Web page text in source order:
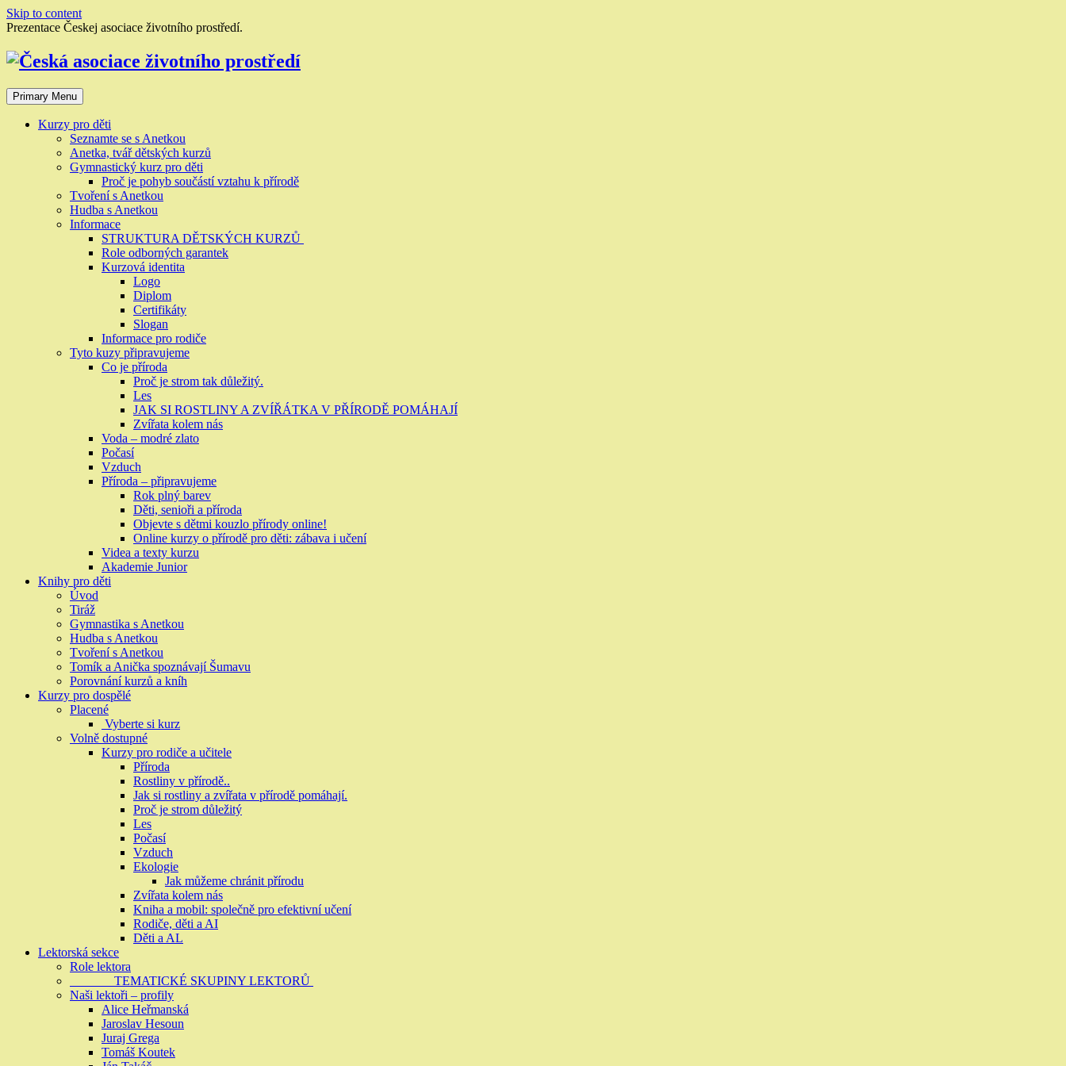
Skip to content
Prezentace Českej asociace životního prostředí.
Primary Menu
Kurzy pro děti
Seznamte se s Anetkou
Anetka, tvář dětských kurzů
Gymnastický kurz pro děti
Proč je pohyb součástí vztahu k přírodě
Tvoření s Anetkou
Hudba s Anetkou
Informace
STRUKTURA DĚTSKÝCH KURZŮ
Role odborných garantek
Kurzová identita
Logo
Diplom
Certifikáty
Slogan
Informace pro rodiče
Tyto kuzy připravujeme
Co je příroda
Proč je strom tak důležitý.
Les
JAK SI ROSTLINY A ZVÍŘÁTKA V PŘÍRODĚ POMÁHAJÍ
Zvířata kolem nás
Voda – modré zlato
Počasí
Vzduch
Příroda – připravujeme
Rok plný barev
Děti, senioři a příroda
Objevte s dětmi kouzlo přírody online!
Online kurzy o přírodě pro děti: zábava i učení
Videa a texty kurzu
Akademie Junior
Knihy pro děti
Úvod
Tiráž
Gymnastika s Anetkou
Hudba s Anetkou
Tvoření s Anetkou
Tomík a Anička spoznávají Šumavu
Porovnání kurzů a kníh
Kurzy pro dospělé
Placené
Vyberte si kurz
Volně dostupné
Kurzy pro rodiče a učitele
Příroda
Rostliny v přírodě..
Jak si rostliny a zvířata v přírodě pomáhají.
Proč je strom důležitý
Les
Počasí
Vzduch
Ekologie
Jak můžeme chránit přírodu
Zvířata kolem nás
Kniha a mobil: společně pro efektivní učení
Rodiče, děti a AI
Děti a AL
Lektorská sekce
Role lektora
TEMATICKÉ SKUPINY LEKTORŮ
Naši lektoři – profily
Alice Heřmanská
Jaroslav Hesoun
Juraj Grega
Tomáš Koutek